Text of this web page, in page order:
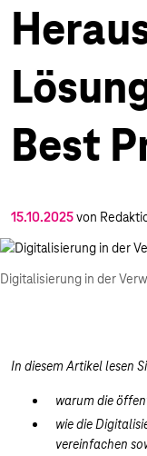
Best
15.10.2025von
Digitalisierung in der
In diesem Artikel lesen
warum die
wie die
vereinfachen